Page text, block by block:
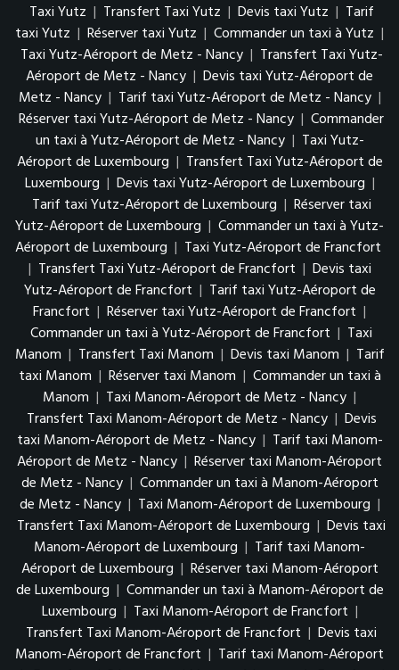
Taxi Yutz | Transfert Taxi Yutz | Devis taxi Yutz | Tarif
taxi Yutz | Réserver taxi Yutz | Commander un taxi à Yutz |
Taxi Yutz-Aéroport de Metz - Nancy | Transfert Taxi Yutz-
Aéroport de Metz - Nancy | Devis taxi Yutz-Aéroport de
Metz - Nancy | Tarif taxi Yutz-Aéroport de Metz - Nancy |
Réserver taxi Yutz-Aéroport de Metz - Nancy | Commander
un taxi à Yutz-Aéroport de Metz - Nancy | Taxi Yutz-
Aéroport de Luxembourg | Transfert Taxi Yutz-Aéroport de
Luxembourg | Devis taxi Yutz-Aéroport de Luxembourg |
Tarif taxi Yutz-Aéroport de Luxembourg | Réserver taxi
Yutz-Aéroport de Luxembourg | Commander un taxi à Yutz-
Aéroport de Luxembourg | Taxi Yutz-Aéroport de Francfort
| Transfert Taxi Yutz-Aéroport de Francfort | Devis taxi
Yutz-Aéroport de Francfort | Tarif taxi Yutz-Aéroport de
Francfort | Réserver taxi Yutz-Aéroport de Francfort |
Commander un taxi à Yutz-Aéroport de Francfort | Taxi
Manom | Transfert Taxi Manom | Devis taxi Manom | Tarif
taxi Manom | Réserver taxi Manom | Commander un taxi à
Manom | Taxi Manom-Aéroport de Metz - Nancy |
Transfert Taxi Manom-Aéroport de Metz - Nancy | Devis
taxi Manom-Aéroport de Metz - Nancy | Tarif taxi Manom-
Aéroport de Metz - Nancy | Réserver taxi Manom-Aéroport
de Metz - Nancy | Commander un taxi à Manom-Aéroport
de Metz - Nancy | Taxi Manom-Aéroport de Luxembourg |
Transfert Taxi Manom-Aéroport de Luxembourg | Devis taxi
Manom-Aéroport de Luxembourg | Tarif taxi Manom-
Aéroport de Luxembourg | Réserver taxi Manom-Aéroport
de Luxembourg | Commander un taxi à Manom-Aéroport de
Luxembourg | Taxi Manom-Aéroport de Francfort |
Transfert Taxi Manom-Aéroport de Francfort | Devis taxi
Manom-Aéroport de Francfort | Tarif taxi Manom-Aéroport